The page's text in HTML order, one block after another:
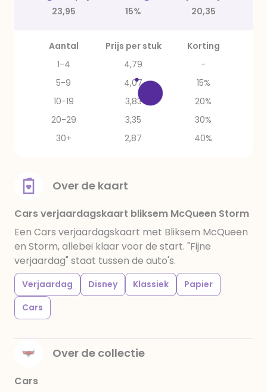
23,95
15% 20,35
Aantal Prijs per stuk
Korting
1-4
4,79
-
5-9
4,07
15%
10-19
3,83
20%
20-29
3,35
30%
30+
2,87 40%
Over de kaart
Cars verjaardagskaart bliksem McQueen Storm
Een Cars verjaardagskaart met Bliksem McQueen
en Storm, allebei klaar voor de start. "Fijne
verjaardag" staat tussen de auto's.
Verjaardag Disney Klassiek
Papier
Cars
Over de collectie
Cars